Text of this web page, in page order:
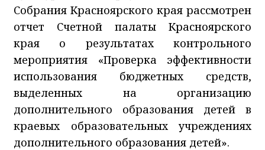
Собрания Красноярского края рассмотрен
отчет Счетной палаты Красноярского
края о результатах контрольного
мероприятия «Проверка эффективности
использования бюджетных средств,
выделенных на организацию
дополнительного образования детей в
краевых образовательных учреждениях
дополнительного образования детей».